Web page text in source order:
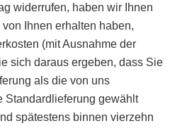
widerrufen, haben wir Ihnen
Ihnen erhalten haben,
(mit Ausnahme der
sich daraus ergeben, dass Sie
als die von uns
Standardlieferung gewählt
spätestens binnen vierzehn